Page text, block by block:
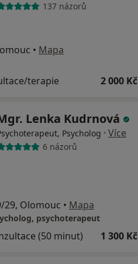
137 názorů
• Mapa
terapie 2 000 Kč
Lenka Kudrnová
Psycholog · Více
6 názorů
29, Olomouc • Mapa
psychoterapeut
(50 minut) 1 300 Kč